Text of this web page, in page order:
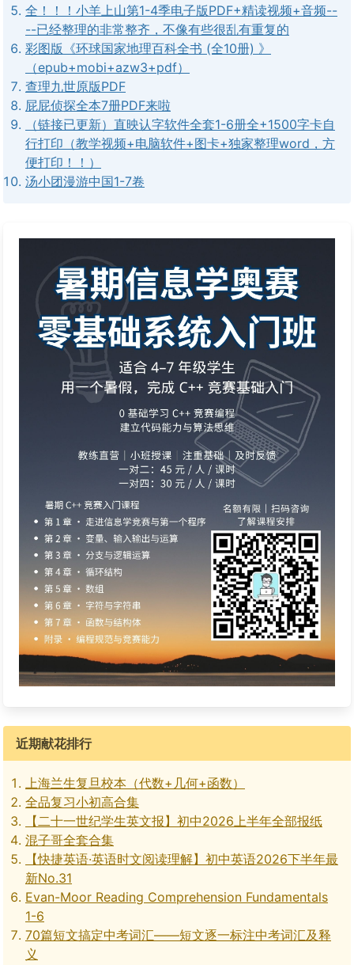
全！！！小羊上山第1-4季电子版PDF+精读视频+音频--
--已经整理的非常整齐，不像有些很乱有重复的
彩图版《环球国家地理百科全书 (全10册) 》
（epub+mobi+azw3+pdf）
查理九世原版PDF
屁屁侦探全本7册PDF来啦
（链接已更新）直映认字软件全套1-6册全+1500字卡自
行打印（教学视频+电脑软件+图卡+独家整理word，方
便打印！！）
汤小团漫游中国1-7卷
近期献花排行
上海兰生复旦校本（代数+几何+函数）
全品复习小初高合集
【二十一世纪学生英文报】初中2026上半年全部报纸
混子哥全套合集
【快捷英语·英语时文阅读理解】初中英语2026下半年最
新No.31
Evan-Moor Reading Comprehension Fundamentals
1-6
70篇短文搞定中考词汇——短文逐一标注中考词汇及释
义